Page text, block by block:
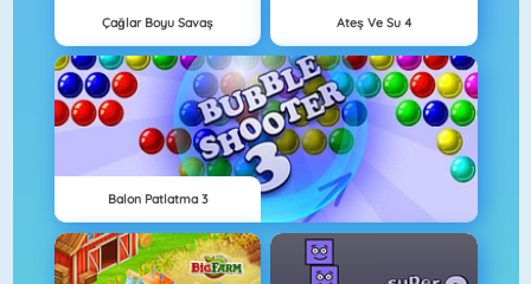
Çağlar Boyu Savaş Ateş Ve Su 4
Balon Patlatma 3